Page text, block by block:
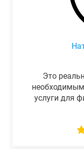
Это
услуги для